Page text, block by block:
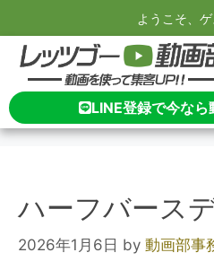
ようこそ、
LINE登録で今なら
ハーフバース
2026年1月6日 by 動画部事